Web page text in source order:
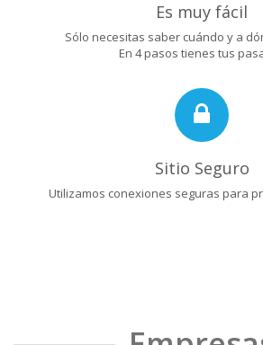
Es muy fácil
Sólo necesitas saber cuándo y a
En 4 pasos tienes tus
Sitio Seguro
Utilizamos conexiones seguras para